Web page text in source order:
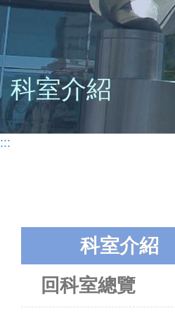
科室介紹
:::
科室介紹
回科室總覽